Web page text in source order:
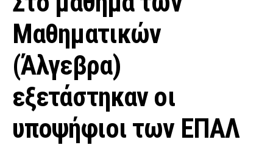
Μαθηματικών
(Άλγεβρα)
εξετάστηκαν οι
υποψήφιοι των ΕΠΑΛ